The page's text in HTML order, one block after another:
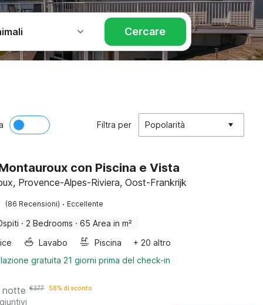
Cercare
Filtra per Popolarità
con Piscina e Vista
Provence-Alpes-Riviera, Oost-Frankrijk
(86 Recensioni) · Eccellente
· 2 Bedrooms · 65 Area in m²
Lavabo Piscina
+ 20 altro
gratuita 21 giorni prima del check-in
notte €377 58% di sconto